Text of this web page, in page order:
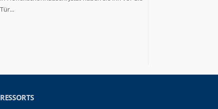
Tür...
RESSORTS